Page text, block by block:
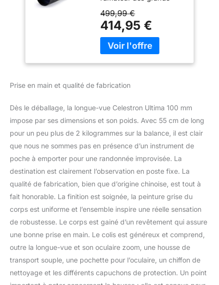
longue-vue avec un
objectif de 100 mm et un
angle de vision de 45°.
Parfaite pour observer la
ACCESSOIRES
INCLUS : platine de
montage de trépied plus
longue, oculaire
grossissant avec
adaptateur pour
digiscopie, mallette,
cache-objectif, cache-
oculaire, pochette pour
oculaires, chiffonnette et
mode d’emploi
OPTIQUES
MULTICOUCHES :
traitement anti-reflets
multicouches de chaque
lentille pour améliorer
couleur et contraste et
optimiser la luminosité,
499,99 €
414,95 €
Prise en main et qualité de fabrication
Dès le déballage, la longue-vue Celestron Ultima 100 mm
impose par ses dimensions et son poids. Avec 55 cm de long
pour un peu plus de 2 kilogrammes sur la balance, il est clair
que nous ne sommes pas en présence d’un instrument de
poche à emporter pour une randonnée improvisée. La
destination est clairement l’observation en poste fixe. La
qualité de fabrication, bien que d’origine chinoise, est tout à
fait honorable. La finition est soignée, la peinture grise du
corps est uniforme et l’ensemble inspire une réelle sensation
de robustesse. Le corps est gainé d’un revêtement qui assure
une bonne prise en main. Le colis est généreux et comprend,
outre la longue-vue et son oculaire zoom, une housse de
transport souple, une pochette pour l’oculaire, un chiffon de
nettoyage et les différents capuchons de protection. Un point